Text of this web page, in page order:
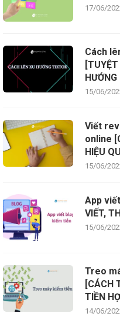
17/06/
Cách
[TUYỆT
HƯỚNG
15/06/
Viết
online
HIỆU
15/06/
App
VIẾT,
15/06/
Treo
[CÁCH
TIỀN
14/06/